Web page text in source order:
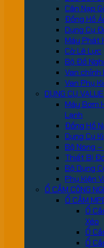
Cân Nạp
Đồng Hồ
Dụng Cụ
Máy Phát
Cờ Lê Lực
Bộ Đồ
Van chỉnh
Van Phụ
DỤNG CỤ VALUE
Máy Bơm
Lạnh
Đồng Hồ
Dụng Cụ
Bộ Nong
Thiết Bị
Bộ Dụng
Phụ Kiện
Ổ CẮM CÔNG
Ổ CẮM
Ổ
Xéo
Ổ
Ổ